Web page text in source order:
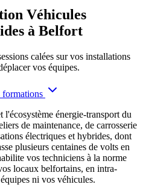
Véhicules
à Belfort
calées sur vos installations
vos équipes.
formations
énergie-transport du
de maintenance, de carrosserie
électriques et hybrides, dont
plusieurs centaines de volts en
vos techniciens à la norme
locaux belfortains, en intra-
ni vos véhicules.